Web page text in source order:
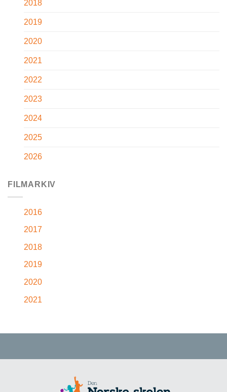
2018
2019
2020
2021
2022
2023
2024
2025
2026
FILMARKIV
2016
2017
2018
2019
2020
2021